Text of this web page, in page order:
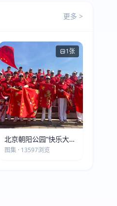
更多 >
1张
北京朝阳公园“快乐大本
营”建党105周年庆祝活
图集 · 13597浏览